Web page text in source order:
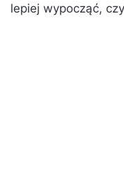
lepiej wypocząć,